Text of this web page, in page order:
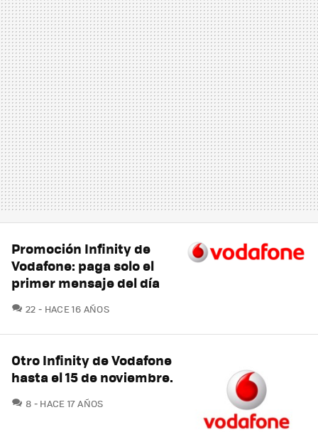
Promoción Infinity de
Vodafone: paga solo el
primer mensaje del día
22 COMENTARIOS
HACE 16 AÑOS
Otro Infinity de Vodafone
hasta el 15 de noviembre.
8 COMENTARIOS
HACE 17 AÑOS